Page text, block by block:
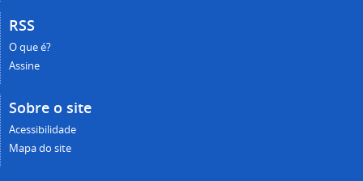
RSS
O que é?
Assine
Sobre o site
Acessibilidade
Mapa do site